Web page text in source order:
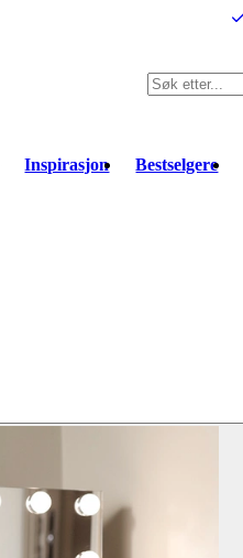
Inspirasjon Bestselgere